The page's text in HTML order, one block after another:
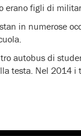
erano figli di
in numerose
autobus di
testa. Nel 2014